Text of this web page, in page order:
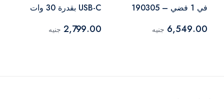
في 1 فضي – 190305
6,549.00 جنيه
USB-C بقدرة 30 وات
2,799.00 جنيه